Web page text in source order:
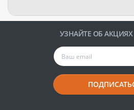
УЗНАЙТЕ ОБ